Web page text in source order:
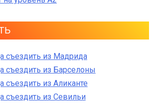
съездить из Мадрида
съездить из Барселоны
съездить из Аликанте
съездить из Севильи